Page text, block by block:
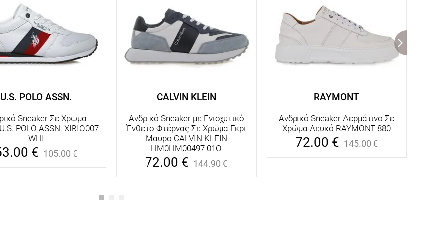
U.S. POLO ASSN.
Sneaker Σε Χρώμα
POLO ASSN. XIRIO007
WHI
€ 105.00€
CALVIN KLEIN
Ανδρικό Sneaker με Ενισχυτικό
Ένθετο Φτέρνας Σε Χρώμα Γκρι
Μαύρο CALVIN KLEIN
HM0HM00497 01O
72.00 € 144.90€
RAYMONT
Ανδρικό Sneaker Δερμάτινο Σε
Χρώμα Λευκό RAYMONT 880
72.00 € 145.00€